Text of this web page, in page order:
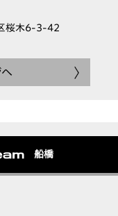
桜木6-3-42
船橋